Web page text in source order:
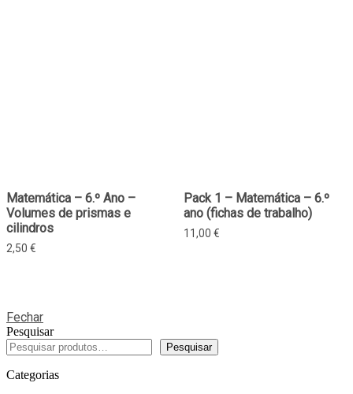
Matemática – 6.º Ano –
Volumes de prismas e
cilindros
2,50 €
Pack 1 – Matemática – 6.º
ano (fichas de trabalho)
11,00 €
Fechar
Pesquisar
Pesquisar
Categorias